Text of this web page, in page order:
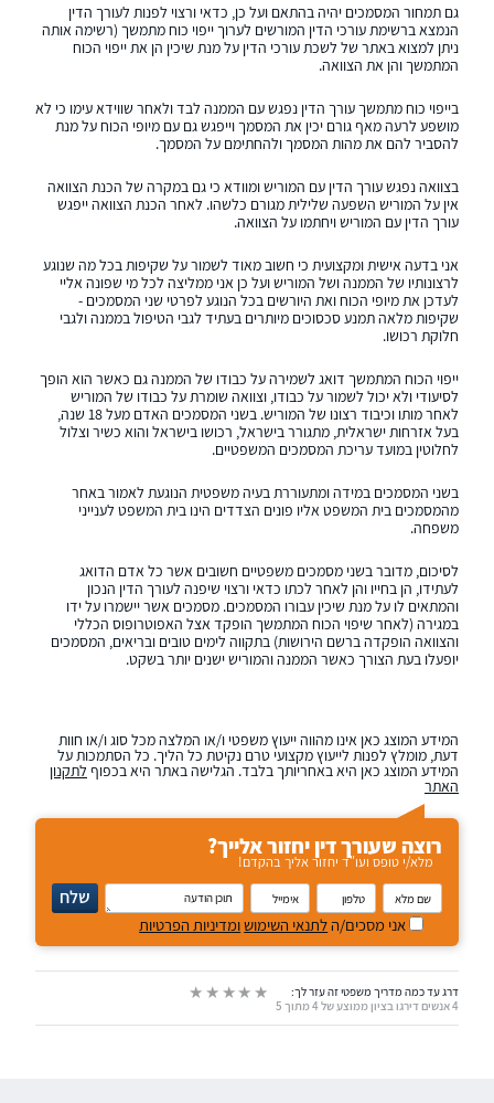
גם תמחור המסמכים יהיה בהתאם ועל כן, כדאי ורצוי לפנות לעורך הדין
הנמצא ברשימת עורכי הדין המורשים לערוך ייפוי כוח מתמשך (רשימה אותה
ניתן למצוא באתר של לשכת עורכי הדין על מנת שיכין הן את ייפוי הכוח
המתמשך והן את הצוואה.
בייפוי כוח מתמשך עורך הדין נפגש עם הממנה לבד ולאחר שווידא עימו כי לא
מושפע לרעה מאף גורם יכין את המסמך וייפגש גם עם מיופי הכוח על מנת
להסביר להם את מהות המסמך ולהחתימם על המסמך.
בצוואה נפגש עורך הדין עם המוריש ומוודא כי גם במקרה של הכנת הצוואה
אין על המוריש השפעה שלילית מגורם כלשהו. לאחר הכנת הצוואה ייפגש
עורך הדין עם המוריש ויחתמו על הצוואה.
אני בדעה אישית ומקצועית כי חשוב מאוד לשמור על שקיפות בכל מה שנוגע
לרצונותיו של הממנה ושל המוריש ועל כן אני ממליצה לכל מי שפונה אליי
לעדכן את מיופי הכוח ואת היורשים בכל הנוגע לפרטי שני המסמכים -
שקיפות מלאה תמנע סכסוכים מיותרים בעתיד לגבי הטיפול בממנה ולגבי
חלוקת רכושו.
ייפוי הכוח המתמשך דואג לשמירה על כבודו של הממנה גם כאשר הוא הופך
לסיעודי ולא יכול לשמור על כבודו, וצוואה שומרת על כבודו של המוריש
לאחר מותו וכיבוד רצונו של המוריש. בשני המסמכים האדם מעל 18 שנה,
בעל אזרחות ישראלית, מתגורר בישראל, רכושו בישראל והוא כשיר וצלול
לחלוטין במועד עריכת המסמכים המשפטיים.
בשני המסמכים במידה ומתעוררת בעיה משפטית הנוגעת לאמור באחר
מהמסמכים בית המשפט אליו פונים הצדדים הינו בית המשפט לענייני
משפחה.
לסיכום, מדובר בשני מסמכים משפטיים חשובים אשר כל אדם הדואג
לעתידו, הן בחייו והן לאחר לכתו כדאי ורצוי שיפנה לעורך הדין הנכון
והמתאים לו על מנת שיכין עבורו המסמכים. מסמכים אשר יישמרו על ידו
במגירה (לאחר שיפוי הכוח המתמשך הופקד אצל האפוטרופוס הכללי
והצוואה הופקדה ברשם הירושות) בתקווה לימים טובים ובריאים, המסמכים
יופעלו בעת הצורך כאשר הממנה והמוריש ישנים יותר בשקט.
המידע המוצג כאן אינו מהווה ייעוץ משפטי ו/או המלצה מכל סוג ו/או חוות
דעת, מומלץ לפנות לייעוץ מקצועי טרם נקיטת כל הליך. כל הסתמכות על
המידע המוצג כאן היא באחריותך בלבד. הגלישה באתר היא בכפוף לתקנון
האתר
רוצה שעורך דין יחזור אלייך?
מלא/י טופס ועו"ד יחזור אליך בהקדם!
נא
להזין
שם
מלא
טלפון אימייל תוכן
הודעה
שלח
אני מסכים/הלתנאי השימושומדיניות הפרטיות
דרג עד כמה מדריך משפטי זה עזר לך:
4 אנשים דירגו בציון ממוצע של 4 מתוך 5